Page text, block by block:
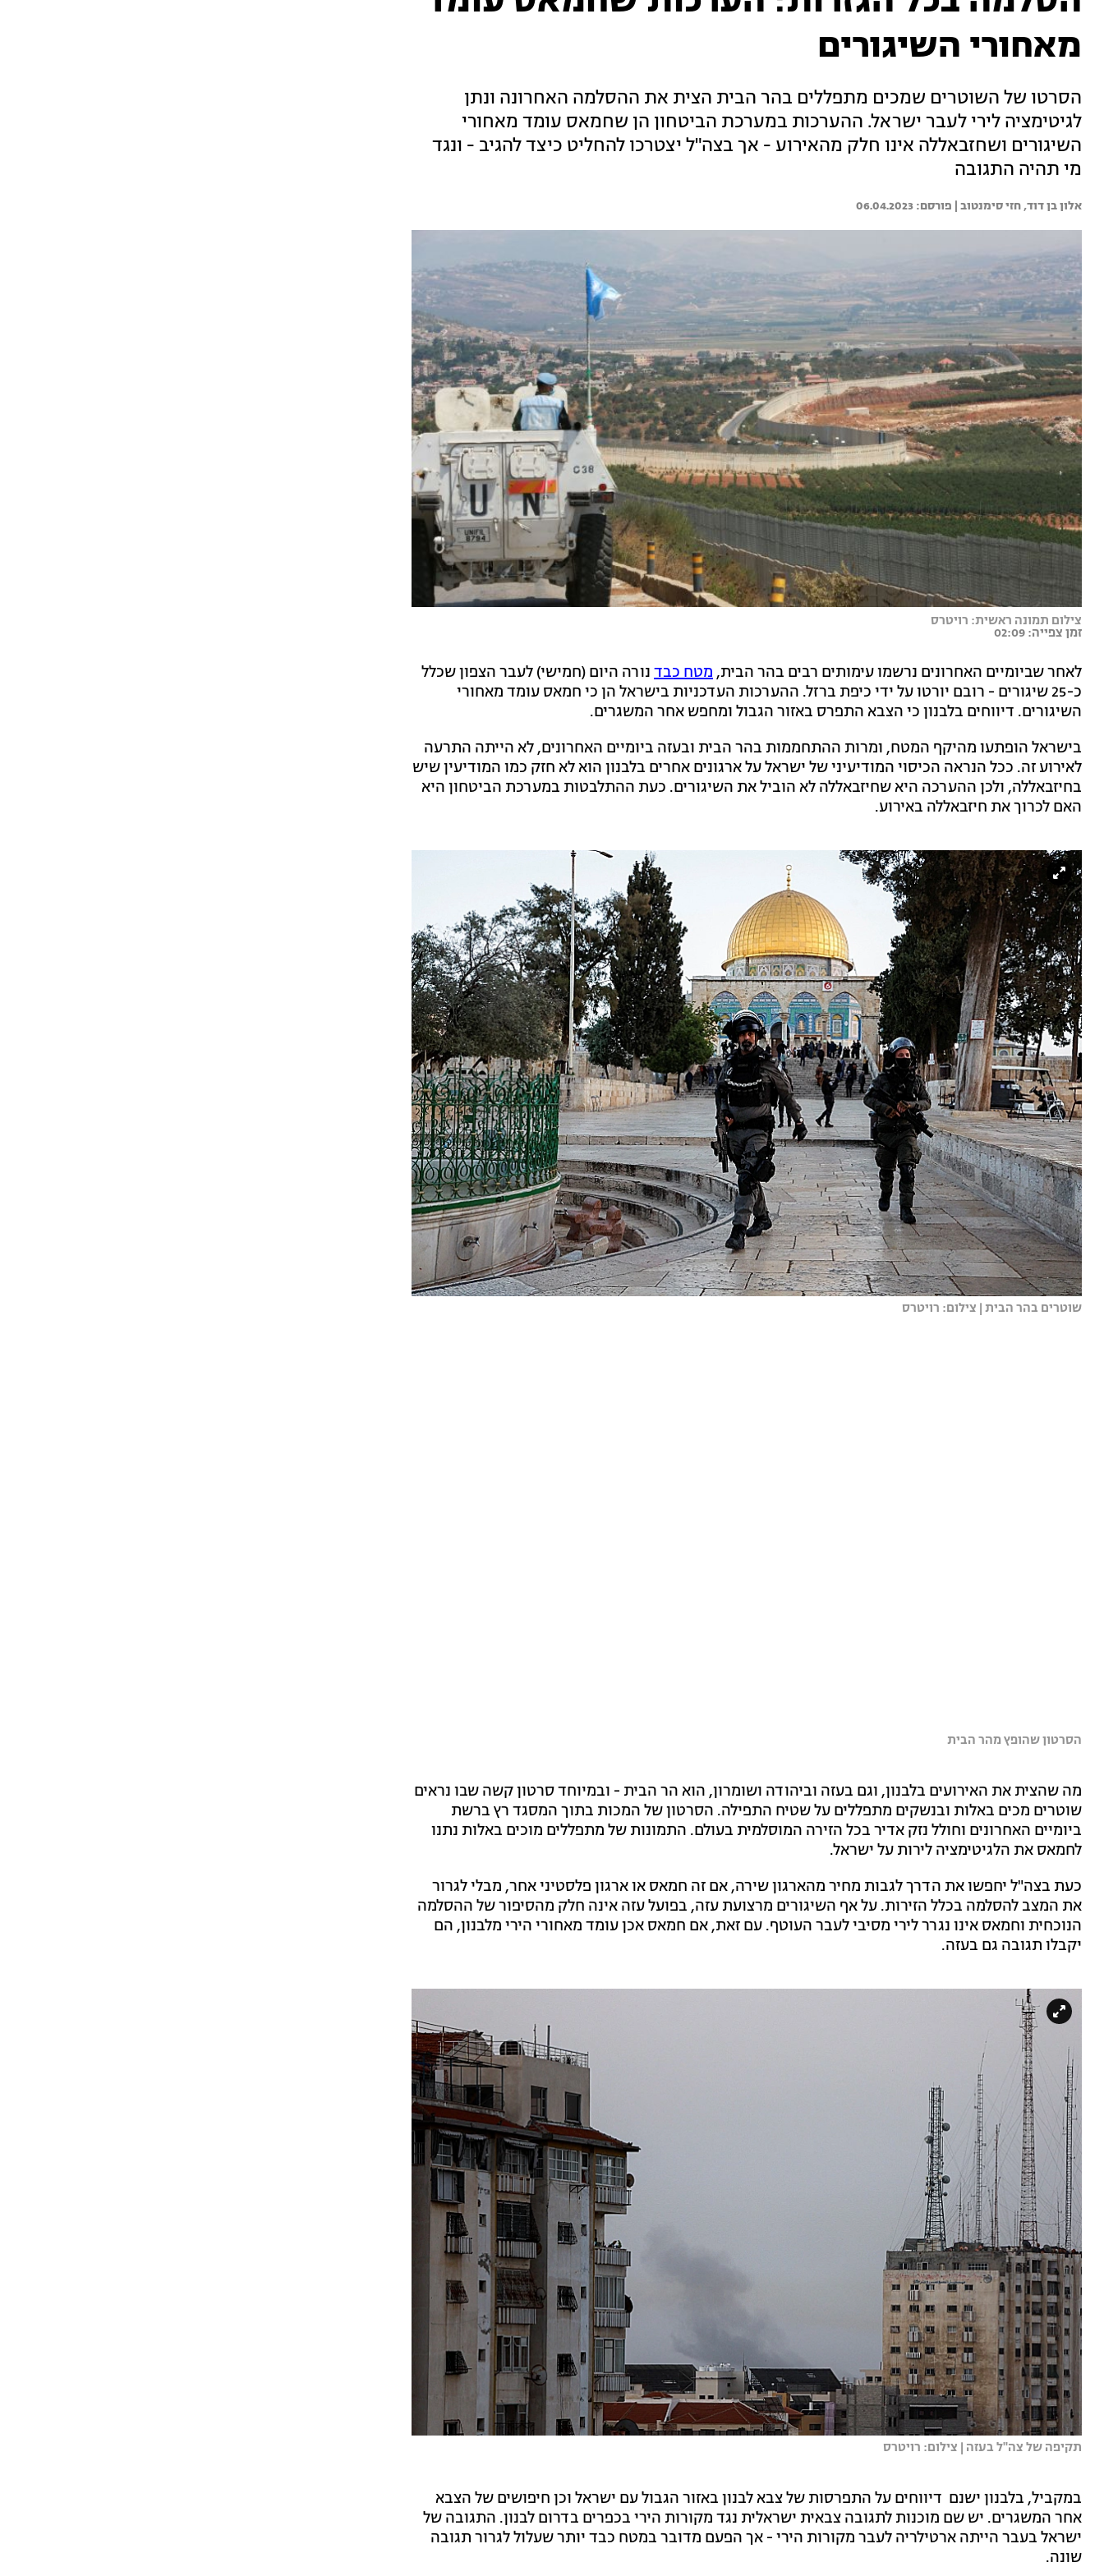
מאחורי השיגורים
הסרטו של השוטרים שמכים מתפללים בהר הבית הצית את ההסלמה האחרונה ונתן
לגיטימציה לירי לעבר ישראל. ההערכות במערכת הביטחון הן שחמאס עומד מאחורי
השיגורים ושחזבאללה אינו חלק מהאירוע - אך בצה"ל יצטרכו להחליט כיצד להגיב - ונגד
מי תהיה התגובה
אלון בן דוד, חזי סימנטוב | 06.04.2023
צילום תמונה ראשית: רויטרס
זמן צפייה: 02:09
לאחר שביומיים האחרונים נרשמו עימותים רבים בהר הבית,מטח כבד נורה היום (חמישי) לעבר הצפון שכלל
כ-25 שיגורים - רובם יורטו על ידי כיפת ברזל. ההערכות העדכניות בישראל הן כי חמאס עומד מאחורי
השיגורים. דיווחים בלבנון כי הצבא התפרס באזור הגבול ומחפש אחר המשגרים.
בישראל הופתעו מהיקף המטח, ומרות ההתחממות בהר הבית ובעזה ביומיים האחרונים, לא הייתה התרעה
לאירוע זה. ככל הנראה הכיסוי המודיעיני של ישראל על ארגונים אחרים בלבנון הוא לא חזק כמו המודיעין שיש
בחיזבאללה, ולכן ההערכה היא שחיזבאללה לא הוביל את השיגורים. כעת ההתלבטות במערכת הביטחון היא
האם לכרוך את חיזבאללה באירוע.
שוטרים בהר הבית | צילום: רויטרס
הסרטון שהופץ מהר הבית
מה שהצית את האירועים בלבנון, וגם בעזה וביהודה ושומרון, הוא הר הבית - ובמיוחד סרטון קשה שבו נראים
שוטרים מכים באלות ובנשקים מתפללים על שטיח התפילה. הסרטון של המכות בתוך המסגד רץ ברשת
ביומיים האחרונים וחולל נזק אדיר בכל הזירה המוסלמית בעולם. התמונות של מתפללים מוכים באלות נתנו
לחמאס את הלגיטימציה לירות על ישראל.
כעת בצה"ל יחפשו את הדרך לגבות מחיר מהארגון שירה, אם זה חמאס או ארגון פלסטיני אחר, מבלי לגרור
את המצב להסלמה בכלל הזירות. על אף השיגורים מרצועת עזה, בפועל עזה אינה חלק מהסיפור של ההסלמה
הנוכחית וחמאס אינו נגרר לירי מסיבי לעבר העוטף. עם זאת, אם חמאס אכן עומד מאחורי הירי מלבנון, הם
יקבלו תגובה גם בעזה.
תקיפה של צה''ל בעזה | צילום: רויטרס
במקביל, בלבנון ישנם דיווחים על התפרסות של צבא לבנון באזור הגבול עם ישראל וכן חיפושים של הצבא
אחר המשגרים. יש שם מוכנות לתגובה צבאית ישראלית נגד מקורות הירי בכפרים בדרום לבנון. התגובה של
ישראל בעבר הייתה ארטילריה לעבר מקורות הירי - אך הפעם מדובר במטח כבד יותר שעלול לגרור תגובה
שונה.